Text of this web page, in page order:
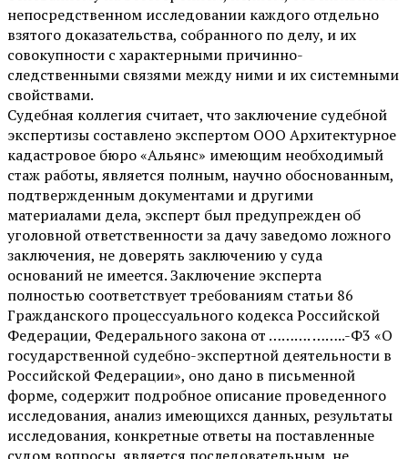
непосредственном исследовании каждого отдельно
взятого доказательства, собранного по делу, и их
совокупности с характерными причинно-
следственными связями между ними и их системными
свойствами.
Судебная коллегия считает, что заключение судебной
экспертизы составлено экспертом ООО Архитектурное
кадастровое бюро «Альянс» имеющим необходимый
стаж работы, является полным, научно обоснованным,
подтвержденным документами и другими
материалами дела, эксперт был предупрежден об
уголовной ответственности за дачу заведомо ложного
заключения, не доверять заключению у суда
оснований не имеется. Заключение эксперта
полностью соответствует требованиям статьи 86
Гражданского процессуального кодекса Российской
Федерации, Федерального закона от ………. ……..-Ф3 «О
государственной судебно-экспертной деятельности в
Российской Федерации», оно дано в письменной
форме, содержит подробное описание проведенного
исследования, анализ имеющихся данных, результаты
исследования, конкретные ответы на поставленные